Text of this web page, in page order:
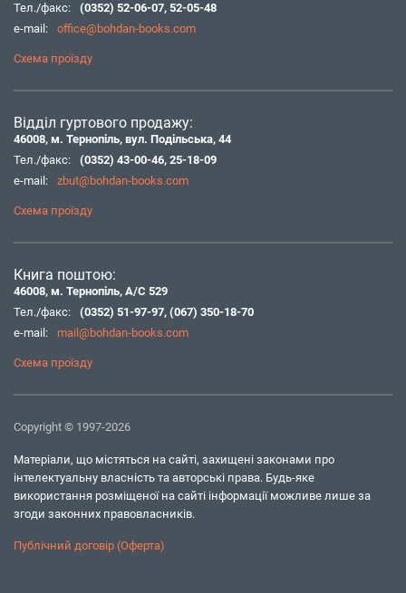
Тел./факс:
(0352) 52-06-07, 52-05-48
e-mail:
office@bohdan-books.com
Схема проїзду
Відділ гуртового продажу:
46008, м. Тернопіль, вул. Подільська, 44
Тел./факс:
(0352) 43-00-46, 25-18-09
e-mail:
zbut@bohdan-books.com
Схема проїзду
Книга поштою:
46008, м. Тернопіль, А/С 529
Тел./факс:
(0352) 51-97-97, (067) 350-18-70
e-mail:
mail@bohdan-books.com
Схема проїзду
Copyright © 1997-2026
Матеріали, що містяться на сайті, захищені законами про
інтелектуальну власність та авторські права. Будь-яке
використання розміщеної на сайті інформації можливе лише за
згоди законних правовласників.
Публічний договір (Оферта)